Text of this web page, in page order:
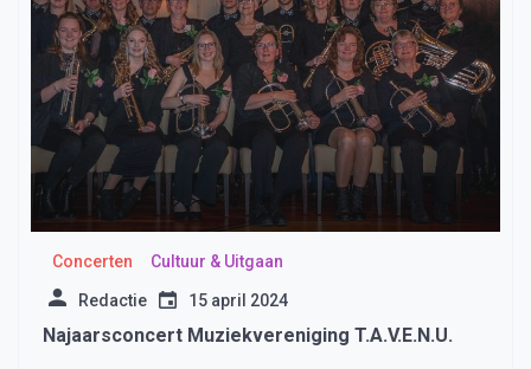
Concerten Cultuur & Uitgaan
Redactie 15 april 2024
Najaarsconcert Muziekvereniging T.A.V.E.N.U.